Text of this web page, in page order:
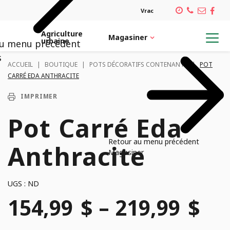
menu précédent
Vrac
Agriculture
urbaine Magasiner
Retour au menu précédent
Magasiner
MAGASINER
POTS DÉCORATIFS CONTENANTS
VÉGÉTAUX
SERVICES
Architecte paysagiste
Verdissement de bureau
Confection de pots
Aménagement de plate-bande
Service de plantation
INSPIRATION
Plantes et pots
CARRIÈRES
Notre équipe
Emplois
ACCUEIL | BOUTIQUE | POTS DÉCORATIFS CONTENANTS | POT
CARRÉ EDA ANTHRACITE
IMPRIMER
Pot Carré Eda
Anthracite
UGS : ND
$
154,99 – $
219,99
Plage